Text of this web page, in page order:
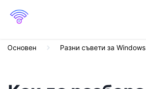
Основен Разни съвети за Windows